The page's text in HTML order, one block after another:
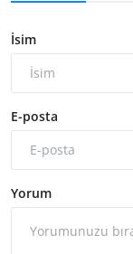
İsim
E-posta
Yorum